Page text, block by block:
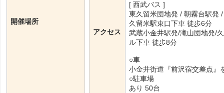
開催場所
アクセス
[ 西武バス ]
東久留米団地発 / 朝霧台駅発
久留米駅東口下車 徒歩6分
武蔵小金井駅発/滝山団地発/
ル下車 徒歩8分
○車
小金井街道『前沢宿交差点』
○駐車場
あり 50台